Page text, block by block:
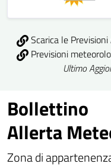
Scarica le Previsioni
Previsioni
Ultimo
Bollettino
Allerta
Zona di